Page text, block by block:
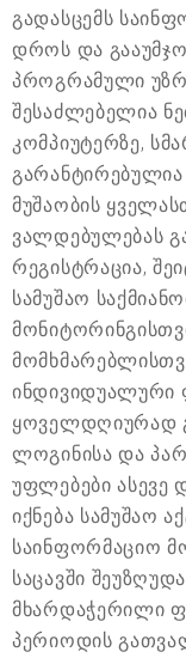
გადასცემს
დროს და
პროგრამული
შესაძლებელია
კომპიუტერზე,
მუშაობის
ვალდებულებას
რეგისტრაცია,
სამუშაო
ყოველდღიურად
ლოგინისა და
უფლებები
იქნება სამუშაო
საინფორმაციო
საცავში
მხარდაჭერილი
პერიოდის